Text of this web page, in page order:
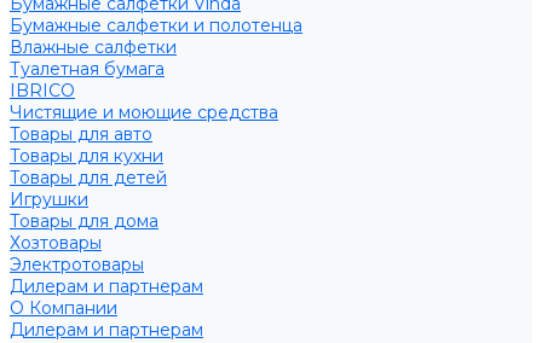
Бумажные салфетки и полотенца
Влажные салфетки
Туалетная бумага
IBRICO
Чистящие и моющие средства
Товары для авто
Товары для кухни
Товары для детей
Игрушки
Товары для дома
Хозтовары
Электротовары
Дилерам и партнерам
О Компании
Дилерам и партнерам